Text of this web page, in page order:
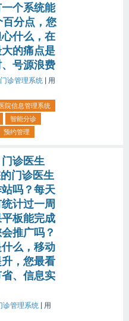
个系统能
分点，您
什么，在
的痛点是
号源浪费
诊管理系统 | 用
院信息管理系统
智能分诊
预约管理
诊医生
门诊医生
吗？每天
计过一周
板能完成
推广吗？
么，移动
，您最看
、信息实
诊管理系统 | 用